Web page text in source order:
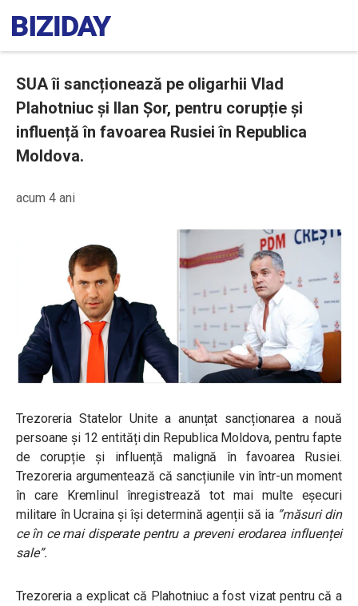
SUA îi sancționează pe oligarhii Vlad
Plahotniuc și Ilan Șor, pentru corupție și
influență în favoarea Rusiei în Republica
Moldova.
acum 4 ani
Trezoreria Statelor Unite a anunțat sancționarea a nouă
persoane și 12 entități din Republica Moldova, pentru fapte
de corupție și influență malignă în favoarea Rusiei.
Trezoreria argumentează că sancțiunile vin într-un moment
în care Kremlinul înregistrează tot mai multe eșecuri
militare în Ucraina și își determină agenții să ia ”măsuri din
ce în ce mai disperate pentru a preveni erodarea influenței
sale”.
Trezoreria a explicat că Plahotniuc a fost vizat pentru că a